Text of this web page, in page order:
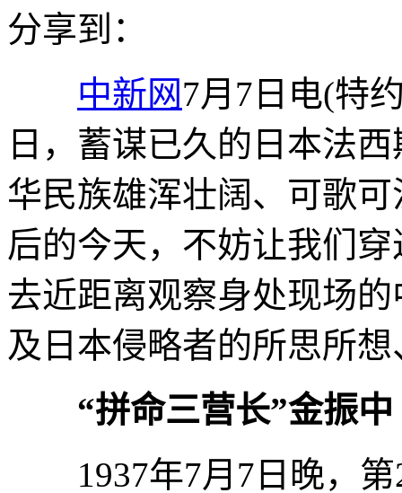
分享到：
中新网7月7日电(特
日，蓄谋已久的日本法
华民族雄浑壮阔、可歌
后的今天，不妨让我们
去近距离观察身处现场
及日本侵略者的所思所
“拼命三营长”金振中
1937年7月7日晚，第